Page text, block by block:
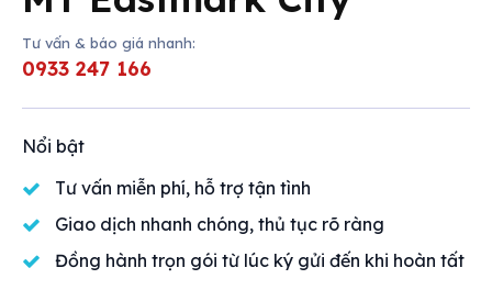
Mua bán
Cho thuê
Liên hệ
Search
Tư vấn & báo giá nhanh:
0933 247 166
Nổi bật
Tư vấn miễn phí, hỗ trợ tận tình
Giao dịch nhanh chóng, thủ tục rõ ràng
Đồng hành trọn gói từ lúc ký gửi đến khi hoàn tất